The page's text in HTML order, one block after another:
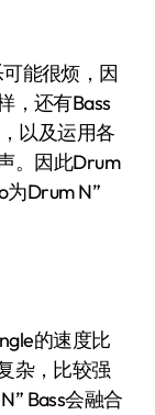
能很烦，因
，还有Bass
以及运用各
。因此Drum
为Drum N”
的速度比
杂，比较强
Bass会融合